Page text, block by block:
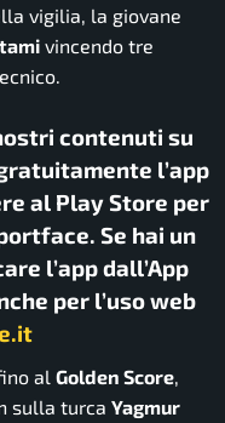
vigilia, la giovane
vincendo tre
contenuti su
l’app
al Play Store per
Se hai un
l’app dall’App
per l’uso web
al Golden Score
sulla turca Yagmur